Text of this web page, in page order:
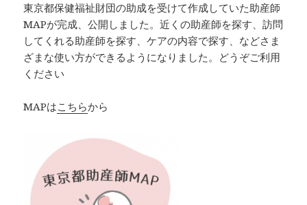
東京都保健福祉財団の助成を受けて作成していた助産師
MAPが完成、公開しました。近くの助産師を探す、訪問
してくれる助産師を探す、ケアの内容で探す、などさま
ざまな使い方ができるようになりました。どうぞご利用
ください
MAPはこちらから